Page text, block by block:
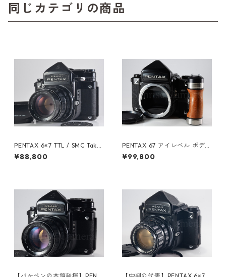
同じカテゴリの商品
PENTAX 6×7 TTL / SMC Taku
mar 105mm F2.4 ペンタック
ス（60353）
¥88,800
PENTAX 67 アイレベル ボディ
木製グリップ付 ペンタックス
バケペン (60919)
¥99,800